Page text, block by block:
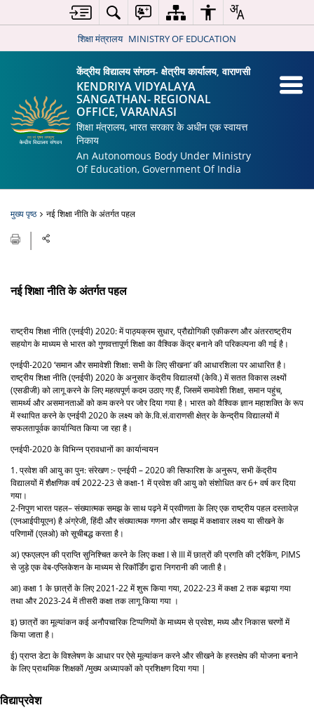
शिक्षा मंत्रालय MINISTRY OF EDUCATION
केंद्रीय विद्यालय संगठन- क्षेत्रीय कार्यालय, वाराणसी
KENDRIYA VIDYALAYA
SANGATHAN- REGIONAL
OFFICE, VARANASI
शिक्षा मंत्रालय, भारत सरकार के अधीन एक स्वायत्त
निकाय
An Autonomous Body Under Ministry
Of Education, Government Of India
मुख्य पृष्ठ नई शिक्षा नीति के अंतर्गत पहल
नई शिक्षा नीति के अंतर्गत पहल
राष्ट्रीय शिक्षा नीति (एनईपी) 2020: में पाठ्यक्रम सुधार, प्रौद्योगिकी एकीकरण और अंतरराष्ट्रीय
सहयोग के माध्यम से भारत को गुणवत्तापूर्ण शिक्षा का वैश्विक केंद्र बनाने की परिकल्पना की गई है।
एनईपी-2020 ‘समान और समावेशी शिक्षा: सभी के लिए सीखना’ की आधारशिला पर आधारित है।
राष्ट्रीय शिक्षा नीति (एनईपी) 2020 के अनुसार केंद्रीय विद्यालयों (केवि.) में सतत विकास लक्ष्यों
(एसडीजी) को लागू करने के लिए महत्वपूर्ण कदम उठाए गए हैं, जिसमें समावेशी शिक्षा, समान पहुंच,
सामर्थ्य और असमानताओं को कम करने पर जोर दिया गया है। भारत को वैश्विक ज्ञान महाशक्ति के रूप
में स्थापित करने के एनईपी 2020 के लक्ष्य को के.वि.सं.वाराणसी क्षेत्र के केन्द्रीय विद्यालयों में
सफलतापूर्वक कार्यान्वित किया जा रहा है।
एनईपी-2020 के विभिन्न प्रावधानों का कार्यान्वयन
1. प्रवेश की आयु का पुन: संरेखण :- एनईपी – 2020 की सिफारिश के अनुरूप, सभी केंद्रीय
विद्यालयों में शैक्षणिक वर्ष 2022-23 से कक्षा-1 में प्रवेश की आयु को संशोधित कर 6+ वर्ष कर दिया
गया।
2-निपुण भारत पहल– संख्यात्मक समझ के साथ पढ़ने में प्रवीणता के लिए एक राष्ट्रीय पहल दस्तावेज़
(एनआईपीयूएन) है अंग्रेजी, हिंदी और संख्यात्मक गणना और समझ में कक्षावार लक्ष्य या सीखने के
परिणामों (एलओ) को सूचीबद्ध करता है।
अ) एफएलएन की प्राप्ति सुनिश्चित करने के लिए कक्षा I से III में छात्रों की प्रगति की ट्रैकिंग, PIMS
से जुड़े एक वेब-एप्लिकेशन के माध्यम से रिकॉर्डिंग द्वारा निगरानी की जाती है।
आ) कक्षा 1 के छात्रों के लिए 2021-22 में शुरू किया गया, 2022-23 में कक्षा 2 तक बढ़ाया गया
तथा और 2023-24 में तीसरी कक्षा तक लागू किया गया ।
इ) छात्रों का मूल्यांकन कई अनौपचारिक टिप्पणियों के माध्यम से प्रवेश, मध्य और निकास चरणों में
किया जाता है।
ई) प्राप्त डेटा के विश्लेषण के आधार पर ऐसे मूल्यांकन करने और सीखने के हस्तक्षेप की योजना बनाने
के लिए प्राथमिक शिक्षकों /मुख्य अध्यापकों को प्रशिक्षण दिया गया |
विद्याप्रवेश